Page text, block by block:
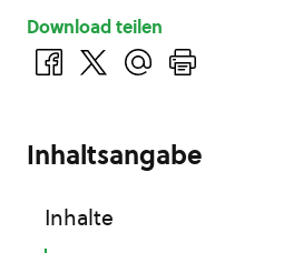
Download teilen
Inhaltsangabe
Inhalte